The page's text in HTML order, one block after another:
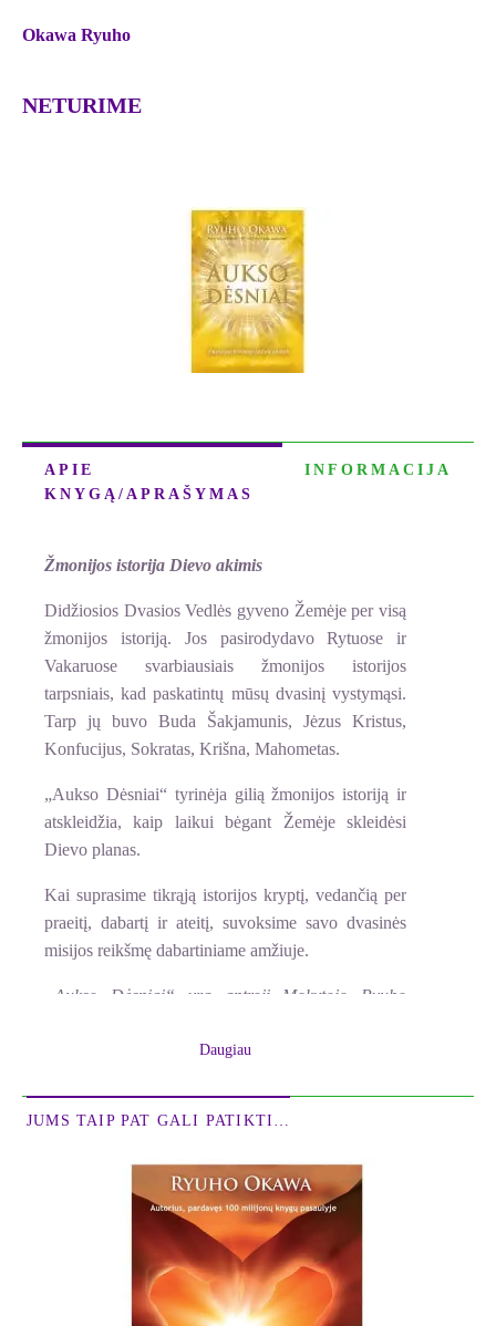
Okawa Ryuho
NETURIME
APIE
KNYGĄ/APRAŠYMAS
INFORMACIJA
Žmonijos istorija Dievo akimis
Didžiosios Dvasios Vedlės gyveno Žemėje per visą
žmonijos istoriją. Jos pasirodydavo Rytuose ir
Vakaruose svarbiausiais žmonijos istorijos
tarpsniais, kad paskatintų mūsų dvasinį vystymąsi.
Tarp jų buvo Buda Šakjamunis, Jėzus Kristus,
Konfucijus, Sokratas, Krišna, Mahometas.
„Aukso Dėsniai“ tyrinėja gilią žmonijos istoriją ir
atskleidžia, kaip laikui bėgant Žemėje skleidėsi
Dievo planas.
Kai suprasime tikrąją istorijos kryptį, vedančią per
praeitį, dabartį ir ateitį, suvoksime savo dvasinės
misijos reikšmę dabartiniame amžiuje.
„Aukso Dėsniai“ yra antroji Mokytojo Ryuho
trilogijos knygos yra „Saulės Dėsniai“ ir
Apie autorių
RYUHO OKAWA gimė 1956 metais Tokušimoje,
Japonijoje. Baigęs Tokijo universiteto Teisės
fakultetą, jis pradėjo dirbti tarptautinėje prekybos
kompanijoje bei studijuoti tarptautinius finansus
Niujorko universitete.
Daugiau
JUMS TAIP PAT GALI PATIKTI…